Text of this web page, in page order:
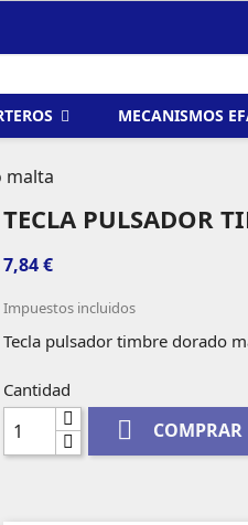
MECANISMOS
malta
TECLA PULSADOR
7,84 €
Impuestos incluidos
Tecla pulsador timbre dorado
Cantidad
 COMPRAR